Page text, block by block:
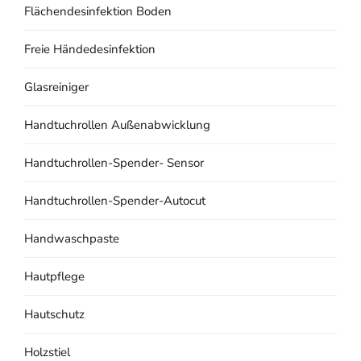
Flächendesinfektion Boden
Freie Händedesinfektion
Glasreiniger
Handtuchrollen Außenabwicklung
Handtuchrollen-Spender- Sensor
Handtuchrollen-Spender-Autocut
Handwaschpaste
Hautpflege
Hautschutz
Holzstiel